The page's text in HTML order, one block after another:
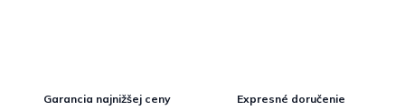
Garancia najnižšej ceny
Expresné doručenie